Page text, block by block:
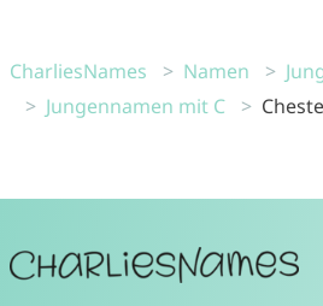
CharliesNames Namen
Jungennamen mit C